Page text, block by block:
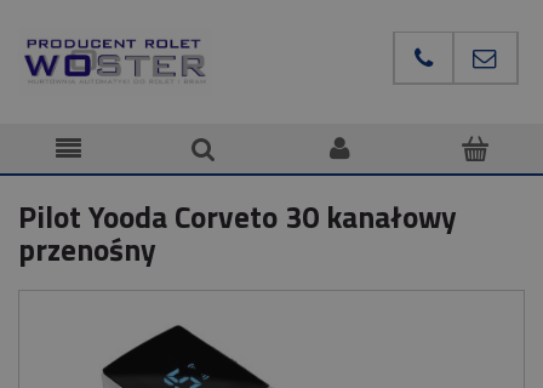
Pilot Yooda Corveto 30 kanałowy
przenośny